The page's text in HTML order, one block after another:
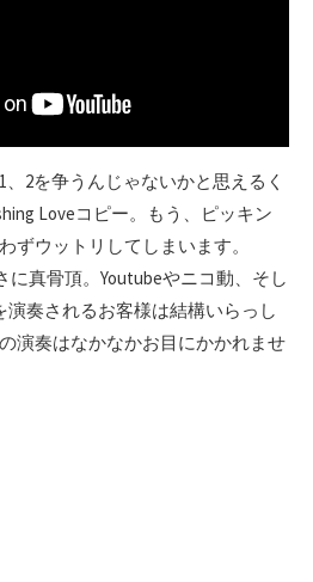
2を争うんじゃないかと思えるく
Loveコピー。もう、ピッキン
ずウットリしてしまいます。
に真骨頂。Youtubeやニコ動、そし
演奏されるお客様は結構いらっし
演奏はなかなかお目にかかれませ